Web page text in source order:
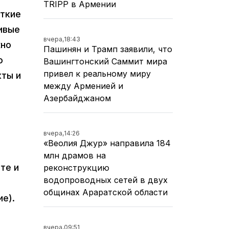
и
и
TRIPP в Армении
вчера,18:43
Пашинян и Трамп заявили, что
Вашингтонский Саммит мира
привел к реальному миру
между Арменией и
Азербайджаном
вчера,14:26
«Веолия Джур» направила 184
млн драмов на
реконструкцию
водопроводных сетей в двух
общинах Араратской области
вчера,09:51